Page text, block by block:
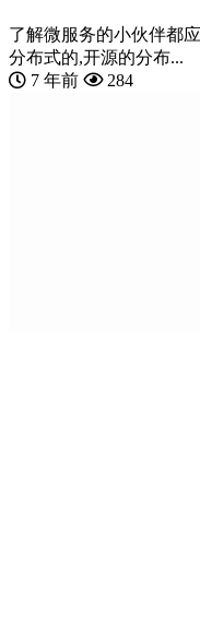
了解微服务的小伙伴都
分布式的,开源的分布...
7 年前
284